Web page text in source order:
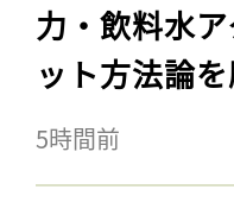
力・飲料水
ット方法論
5時間前